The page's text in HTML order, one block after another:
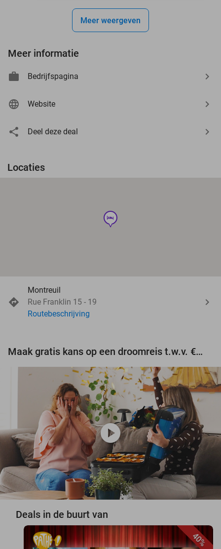
Meer weergeven
Meer informatie
Bedrijfspagina
Website
Deel deze deal
Locaties
hotel
Montreuil
Rue Franklin 15 - 19
Routebeschrijving
Maak gratis kans op een droomreis t.w.v. €3.000!
play_circle
Deals in de buurt van
40%